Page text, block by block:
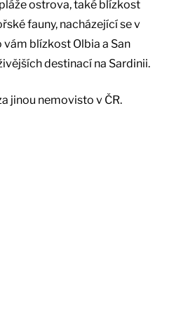
ostrova, také blízkost
fauny, nacházející se v
blízkost Olbia a San
destinací na Sardinii.
jinou nemovisto v ČR.